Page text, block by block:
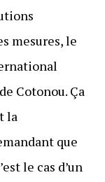
mesures, le
Cotonou. Ça
la
que
le cas d’un